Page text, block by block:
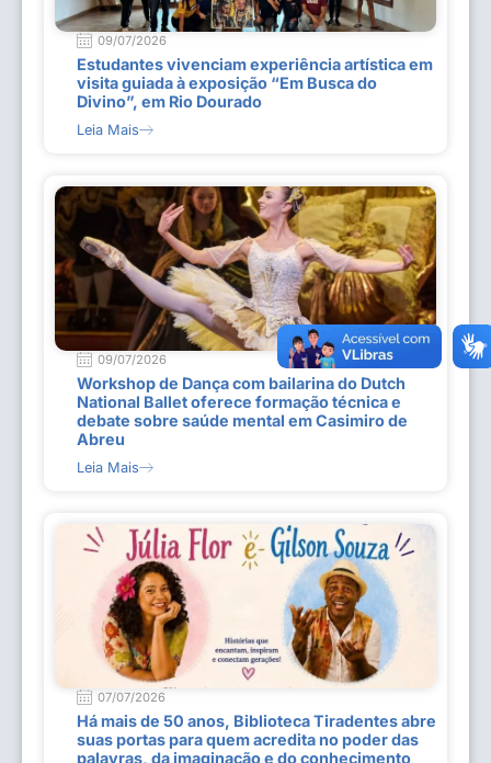
09/07/2026
Estudantes vivenciam experiência artística em
visita guiada à exposição “Em Busca do
Divino”, em Rio Dourado
Leia Mais
09/07/2026
Workshop de Dança com bailarina do Dutch
National Ballet oferece formação técnica e
debate sobre saúde mental em Casimiro de
Abreu
Leia Mais
07/07/2026
Há mais de 50 anos, Biblioteca Tiradentes abre
suas portas para quem acredita no poder das
palavras, da imaginação e do conhecimento